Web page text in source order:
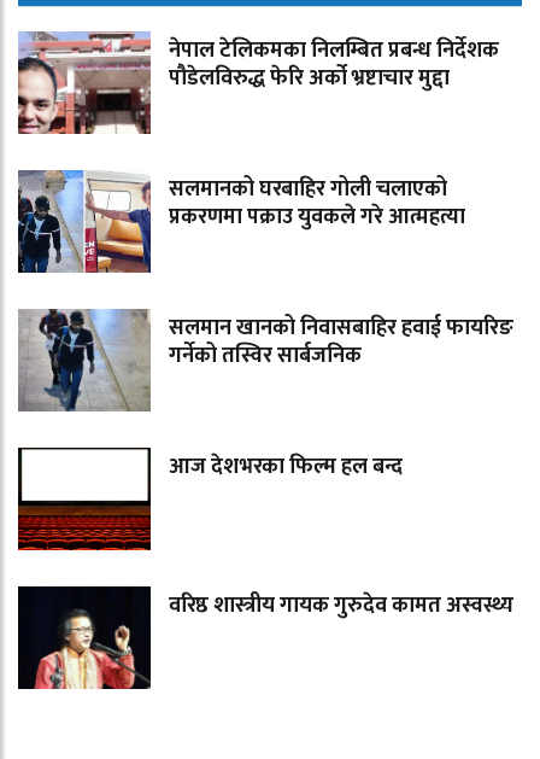
नेपाल टेलिकमका निलम्बित प्रबन्ध निर्देशक
पौडेलविरुद्ध फेरि अर्को भ्रष्टाचार मुद्दा
सलमानको घरबाहिर गोली चलाएको
प्रकरणमा पक्राउ युवकले गरे आत्महत्या
सलमान खानको निवासबाहिर हवाई फायरिङ
गर्नेको तस्विर सार्बजनिक
आज देशभरका फिल्म हल बन्द
वरिष्ठ शास्त्रीय गायक गुरुदेव कामत अस्वस्थ्य